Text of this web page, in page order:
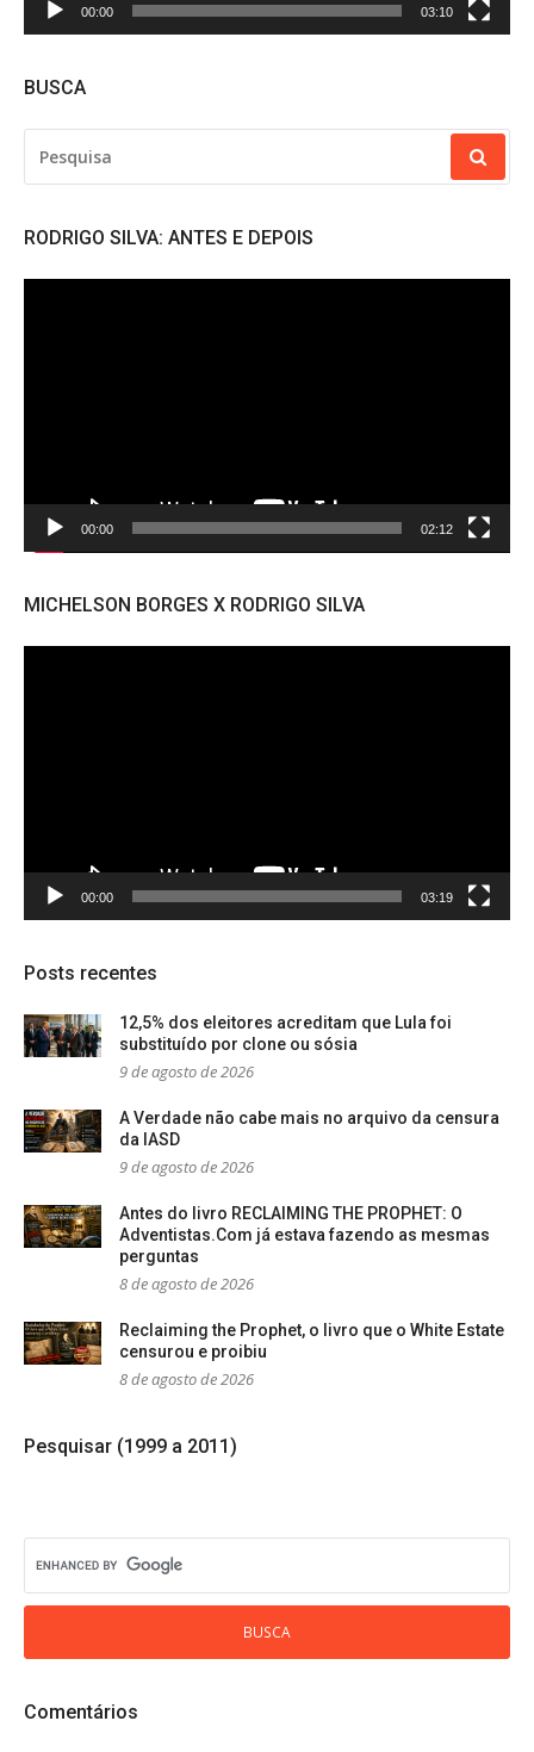
00:00 03:10
BUSCA
POR:
RODRIGO SILVA: ANTES E DEPOIS
00:00 02:12
MICHELSON BORGES X RODRIGO SILVA
00:00 03:19
Posts recentes
12,5% dos eleitores acreditam que Lula foi
substituído por clone ou sósia
9 de agosto de 2026
A Verdade não cabe mais no arquivo da censura
da IASD
9 de agosto de 2026
Antes do livro RECLAIMING THE PROPHET: O
Adventistas.Com já estava fazendo as mesmas
perguntas
8 de agosto de 2026
Reclaiming the Prophet, o livro que o White Estate
censurou e proibiu
8 de agosto de 2026
Pesquisar (1999 a 2011)
Comentários